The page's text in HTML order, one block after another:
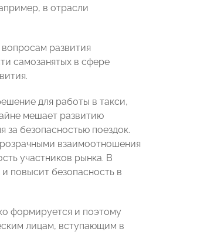
в отрасли
развития
самозанятых в сфере
для работы в такси,
мешает развитию
за безопасностью поездок.
взаимоотношения
участников рынка. В
повысит безопасность в
формируется и поэтому
лицам, вступающим в